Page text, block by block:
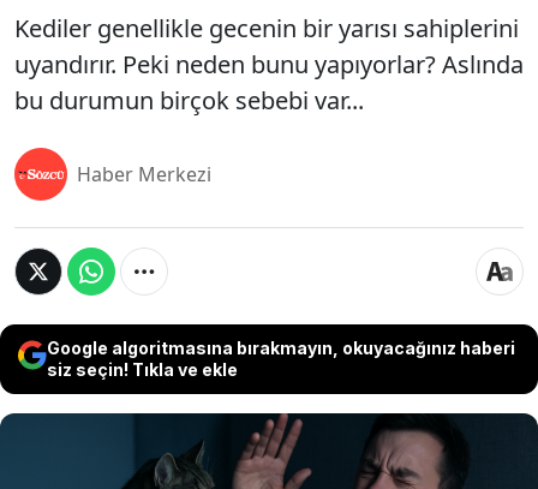
Kediler genellikle gecenin bir yarısı sahiplerini
uyandırır. Peki neden bunu yapıyorlar? Aslında
bu durumun birçok sebebi var...
Haber Merkezi
Google algoritmasına bırakmayın, okuyacağınız haberi
siz seçin! Tıkla ve ekle